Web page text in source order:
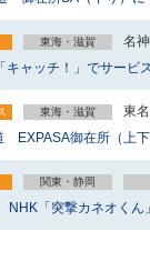
東海・滋賀
名
キャッチ！」でサービ
東海・滋賀
東
EXPASA御在所（上
関東・静岡
「突撃カネオくん